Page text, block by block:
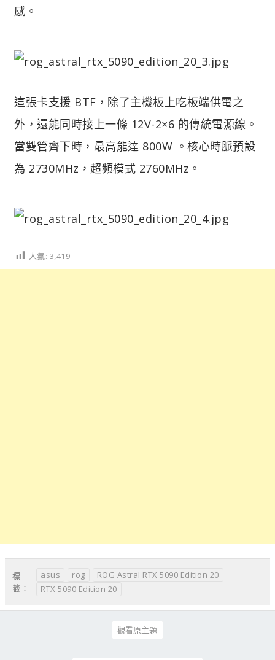
感。
這張卡支援 BTF，除了主機板上吃板端供電之
外，還能同時接上一條 12V-2×6 的傳統電源線。
當雙管齊下時，最高能達 800W 。核心時脈預設
為 2730MHz，超頻模式 2760MHz。
人氣: 3,419
標
籤：
asus rog
ROG Astral RTX 5090 Edition 20
RTX 5090 Edition 20
觀看原主題